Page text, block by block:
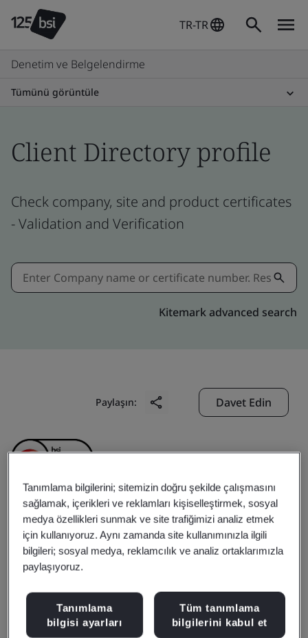
TR-TR
Denetim ve Belgelendirme
Tümünü görüntüle
Client Directory profile
Check company, site and product certificates
- Validation and Verification
Kitemark advanced search
Paylaşın: Davet Edin
Simplex Infrastructures
Limited
Business scope:Design, Development, Engineering
and Construction of Civil, Structural and Geo-Technical
Tanımlama bilgilerini; sitemizin doğru şekilde çalışmasını
sağlamak, içerikleri ve reklamları kişiselleştirmek, sosyal
medya özellikleri sunmak ve site trafiğimizi analiz etmek
için kullanıyoruz. Aynı zamanda site kullanımınızla ilgili
bilgileri; sosyal medya, reklamcılık ve analiz ortaklarımızla
paylaşıyoruz.
Tanımlama
bilgisi ayarları
Tüm tanımlama
bilgilerini kabul et